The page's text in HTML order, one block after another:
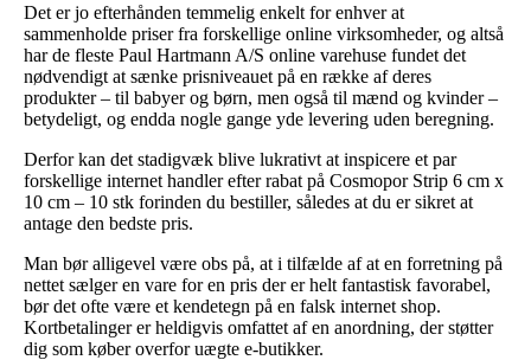
Det er jo efterhånden temmelig enkelt for enhver at
sammenholde priser fra forskellige online virksomheder, og altså
har de fleste Paul Hartmann A/S online varehuse fundet det
nødvendigt at sænke prisniveauet på en række af deres
produkter – til babyer og børn, men også til mænd og kvinder –
betydeligt, og endda nogle gange yde levering uden beregning.
Derfor kan det stadigvæk blive lukrativt at inspicere et par
forskellige internet handler efter rabat på Cosmopor Strip 6 cm x
10 cm – 10 stk forinden du bestiller, således at du er sikret at
antage den bedste pris.
Man bør alligevel være obs på, at i tilfælde af at en forretning på
nettet sælger en vare for en pris der er helt fantastisk favorabel,
bør det ofte være et kendetegn på en falsk internet shop.
Kortbetalinger er heldigvis omfattet af en anordning, der støtter
dig som køber overfor uægte e-butikker.